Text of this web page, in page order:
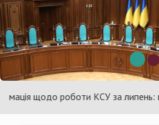
щодо роботи КСУ за липень: